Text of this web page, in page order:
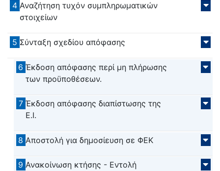
4 Αναζήτηση τυχόν συμπληρωματικών
στοιχείων
5 Σύνταξη σχεδίου απόφασης
6 Έκδοση απόφασης περί μη πλήρωσης
των προϋποθέσεων.
7 Έκδοση απόφασης διαπίστωσης της
Ε.Ι.
8 Αποστολή για δημοσίευση σε ΦΕΚ
9 Ανακοίνωση κτήσης - Εντολή